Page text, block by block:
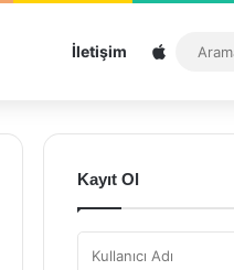
İletişim Sitemap
Kayıt Ol